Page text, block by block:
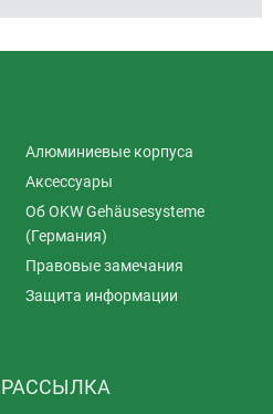
Алюминиевые корпуса
Аксессуары
Об OKW Gehäusesysteme
(Германия)
Правовые замечания
Защита информации